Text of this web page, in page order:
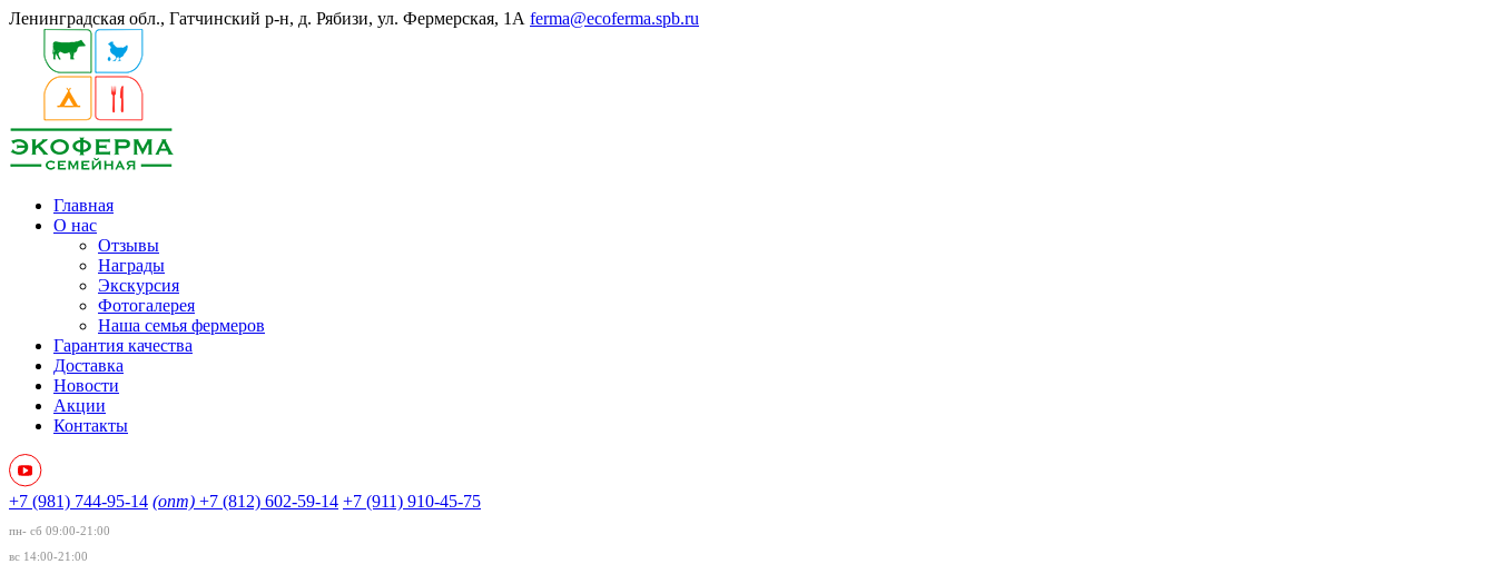
Ленинградская обл., Гатчинский р-н, д. Рябизи, ул. Фермерская, 1А ferma@ecoferma.spb.ru
Главная
О нас
Отзывы
Награды
Экскурсия
Фотогалерея
Наша семья фермеров
Гарантия качества
Доставка
Новости
Акции
Контакты
+7 (981) 744-95-14 (опт) +7 (812) 602-59-14 +7 (911) 910-45-75
пн- сб 09:00-21:00
вc 14:00-21:00